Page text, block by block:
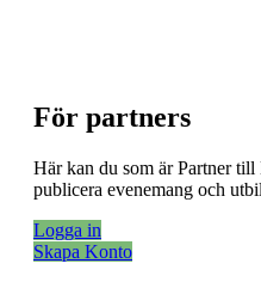
För partners
Här kan du som är Partner
publicera evenemang och
Logga in
Skapa Konto